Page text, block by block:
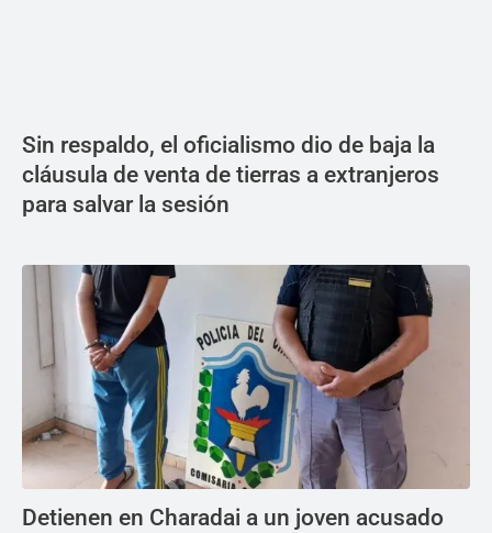
Sin respaldo, el oficialismo dio de baja la
cláusula de venta de tierras a extranjeros
para salvar la sesión
Detienen en Charadai a un joven acusado